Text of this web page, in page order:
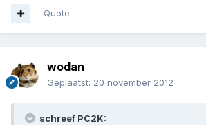
Quote
wodan
Geplaatst: 20 november 2012
schreef PC2K: